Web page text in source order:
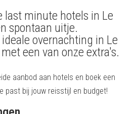
last minute hotels in Le
spontaan uitje.
overnachting in Le
een van onze extra's.
aanbod aan hotels en boek een
past bij jouw reisstijl en budget!